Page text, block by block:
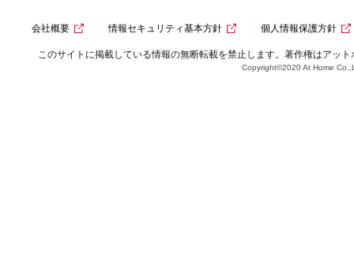
会社概要 情報セキュリティ基本方針 個人情報保護方針
このサイトに掲載している情報の無断転載を禁止します。著作権はアッ
Copyright©2020 At Home